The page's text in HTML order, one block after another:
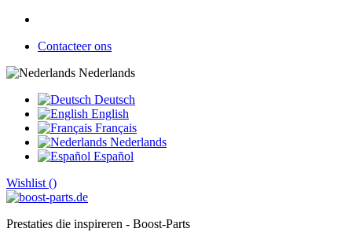
Contacteer ons
Nederlands
Deutsch
English
Français
Nederlands
Español
Wishlist ()
Prestaties die inspireren - Boost-Parts